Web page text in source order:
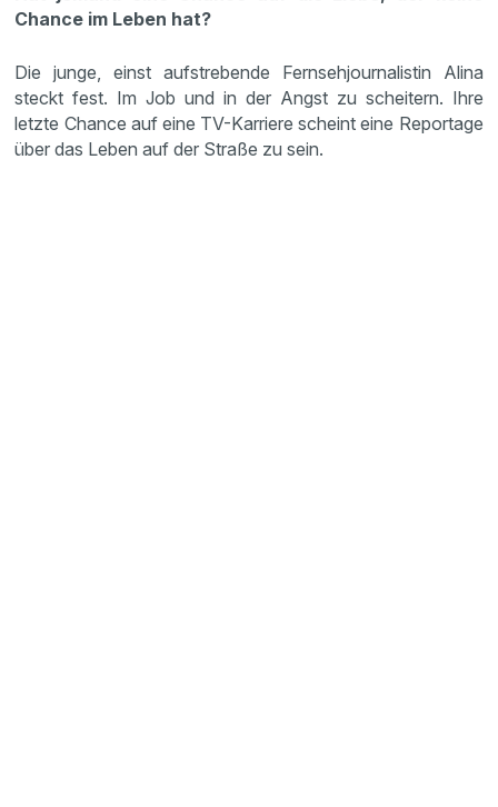
Chance im Leben hat?
Die junge, einst aufstrebende Fernsehjournalistin Alina
steckt fest. Im Job und in der Angst zu scheitern. Ihre
letzte Chance auf eine TV-Karriere scheint eine Reportage
über das Leben auf der Straße zu sein.